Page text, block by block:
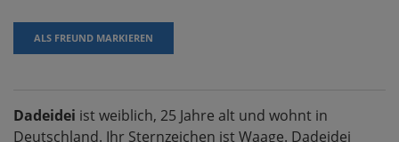
ALS FREUND MARKIEREN
Dadeidei ist weiblich, 25 Jahre alt und wohnt in
Deutschland. Ihr Sternzeichen ist Waage. Dadeidei